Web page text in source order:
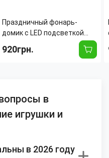
Праздничный фонарь-
домик с LED подсветкой
802, зимний декор, ночник,
игрушка на ёлку, батарейки
920грн.
в
игрушки и
в 2026 году